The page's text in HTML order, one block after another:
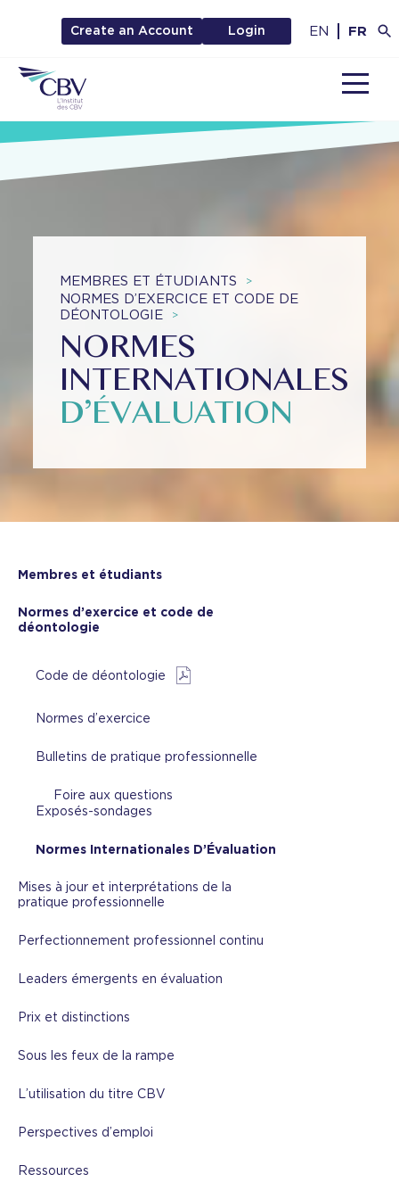
Create an Account Login EN FR
MEMBRES ET ÉTUDIANTS >
NORMES D’EXERCICE ET CODE DE
DÉONTOLOGIE
>
NORMES
INTERNATIONALES
D’ÉVALUATION
Membres et étudiants
Normes d’exercice et code de
déontologie
Code de déontologie
Normes d’exercice
Bulletins de pratique professionnelle
Foire aux questions
Exposés-sondages
Normes Internationales D’Évaluation
Mises à jour et interprétations de la
pratique professionnelle
Perfectionnement professionnel continu
Leaders émergents en évaluation
Prix et distinctions
Sous les feux de la rampe
L’utilisation du titre CBV
Perspectives d’emploi
Ressources